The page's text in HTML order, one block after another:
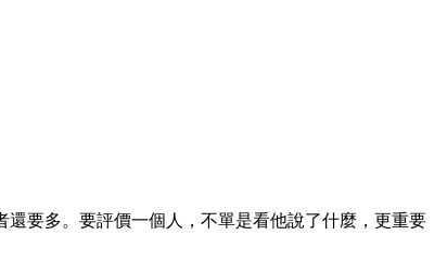
要多。要評價一個人，不單是看他說了什麼，更重要